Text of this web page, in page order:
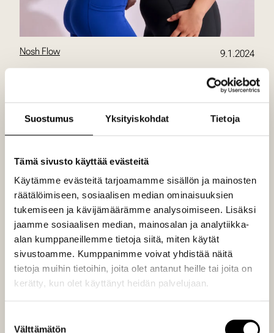
Suostumus Yksityiskohdat Tietoja
Tämä sivusto käyttää evästeitä
Käytämme evästeitä tarjoamamme sisällön ja mainosten
räätälöimiseen, sosiaalisen median ominaisuuksien
tukemiseen ja kävijämäärämme analysoimiseen. Lisäksi
jaamme sosiaalisen median, mainosalan ja analytiikka-
alan kumppaneillemme tietoja siitä, miten käytät
sivustoamme. Kumppanimme voivat yhdistää näitä
tietoja muihin tietoihin, joita olet antanut heille tai joita on
kerätty, kun olet käyttänyt heidän palvelujaan.
Välttämätön
Nosh Flow 9.1.2024
hyvinvointia ja hyvää oloa,
joka kuuluu kaikille